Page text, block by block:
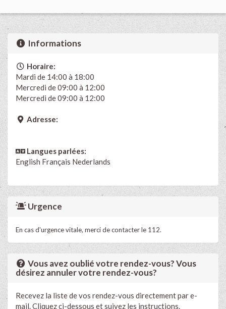
Informations
Horaire:
Mardi de 14:00 à 18:00
Mercredi de 09:00 à 12:00
Mercredi de 09:00 à 12:00
Adresse:
Langues parlées:
English Français Nederlands
Urgence
En cas d'urgence vitale, merci de contacter le 112.
Vous avez oublié votre rendez-vous? Vous
désirez annuler votre rendez-vous?
Recevez la liste de vos rendez-vous directement par e-
mail. Cliquez ci-dessous et suivez les instructions.